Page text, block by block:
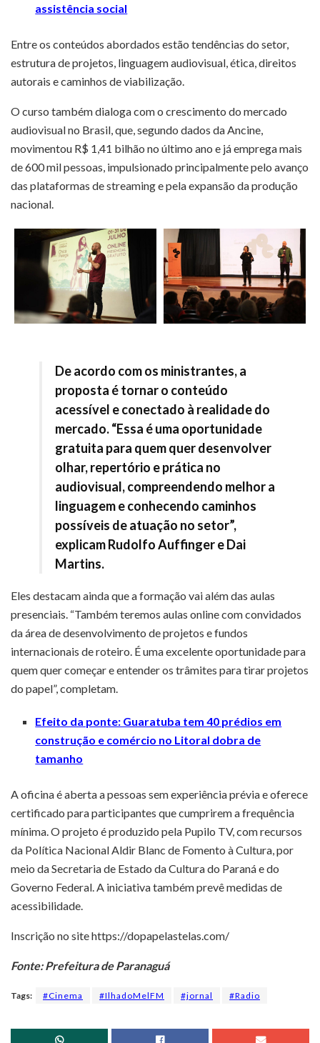
assistência social
Entre os conteúdos abordados estão tendências do setor,
estrutura de projetos, linguagem audiovisual, ética, direitos
autorais e caminhos de viabilização.
O curso também dialoga com o crescimento do mercado
audiovisual no Brasil, que, segundo dados da Ancine,
movimentou R$ 1,41 bilhão no último ano e já emprega mais
de 600 mil pessoas, impulsionado principalmente pelo avanço
das plataformas de streaming e pela expansão da produção
nacional.
De acordo com os ministrantes, a
proposta é tornar o conteúdo
acessível e conectado à realidade do
mercado. “Essa é uma oportunidade
gratuita para quem quer desenvolver
olhar, repertório e prática no
audiovisual, compreendendo melhor a
linguagem e conhecendo caminhos
possíveis de atuação no setor”,
explicam Rudolfo Auffinger e Dai
Martins.
Eles destacam ainda que a formação vai além das aulas
presenciais. “Também teremos aulas online com convidados
da área de desenvolvimento de projetos e fundos
internacionais de roteiro. É uma excelente oportunidade para
quem quer começar e entender os trâmites para tirar projetos
do papel”, completam.
Efeito da ponte: Guaratuba tem 40 prédios em
construção e comércio no Litoral dobra de
tamanho
A oficina é aberta a pessoas sem experiência prévia e oferece
certificado para participantes que cumprirem a frequência
mínima. O projeto é produzido pela Pupilo TV, com recursos
da Política Nacional Aldir Blanc de Fomento à Cultura, por
meio da Secretaria de Estado da Cultura do Paraná e do
Governo Federal. A iniciativa também prevê medidas de
acessibilidade.
Inscrição no site https://dopapelastelas.com/
Fonte: Prefeitura de Paranaguá
Tags: #Cinema #IlhadoMelFM #jornal #Radio